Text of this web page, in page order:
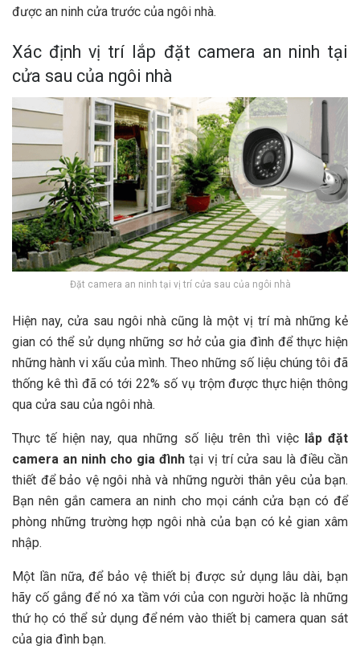
được an ninh cửa trước của ngôi nhà.
Xác định vị trí lắp đặt camera an ninh tại
cửa sau của ngôi nhà
Đặt camera an ninh tại vị trí cửa sau của ngôi nhà
Hiện nay, cửa sau ngôi nhà cũng là một vị trí mà những kẻ
gian có thể sử dụng những sơ hở của gia đình để thực hiện
những hành vi xấu của mình. Theo những số liệu chúng tôi đã
thống kê thì đã có tới 22% số vụ trộm được thực hiện thông
qua cửa sau của ngôi nhà.
Thực tế hiện nay, qua những số liệu trên thì việc lắp đặt
camera an ninh cho gia đình tại vị trí cửa sau là điều cần
thiết để bảo vệ ngôi nhà và những người thân yêu của bạn.
Bạn nên gắn camera an ninh cho mọi cánh cửa bạn có để
phòng những trường hợp ngôi nhà của bạn có kẻ gian xâm
nhập.
Một lần nữa, để bảo vệ thiết bị được sử dụng lâu dài, bạn
hãy cố gắng để nó xa tầm với của con người hoặc là những
thứ họ có thể sử dụng để ném vào thiết bị camera quan sát
của gia đình bạn.